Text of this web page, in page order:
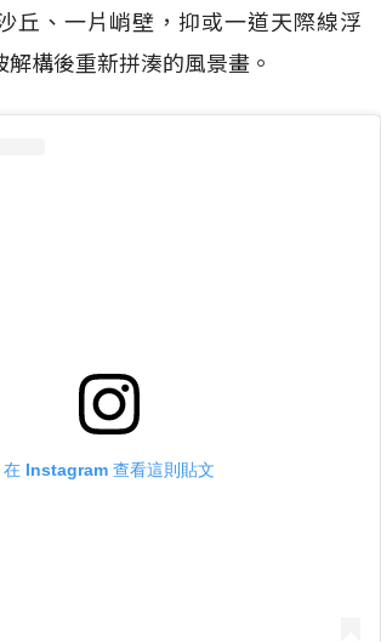
丘、一片峭壁，抑或一道天際線浮
構後重新拼湊的風景畫。
在 Instagram 查看這則貼文